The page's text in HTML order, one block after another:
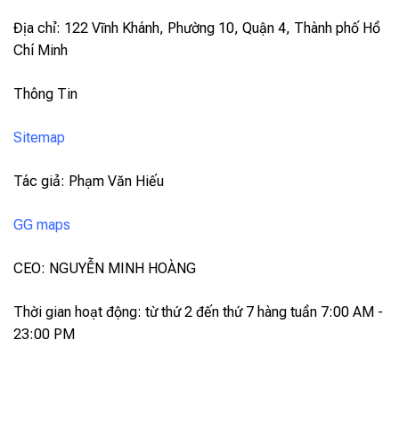
Địa chỉ: 122 Vĩnh Khánh, Phường 10, Quận 4, Thành phố Hồ
Chí Minh
Thông Tin
Sitemap
Tác giả: Phạm Văn Hiếu
GG maps
CEO: NGUYỄN MINH HOÀNG
Thời gian hoạt động: từ thứ 2 đến thứ 7 hàng tuần 7:00 AM -
23:00 PM